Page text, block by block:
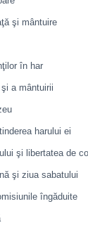
şi mântuire
în har
a mântuirii
harului ei
şi libertatea de
şi ziua sabatului
îngăduite